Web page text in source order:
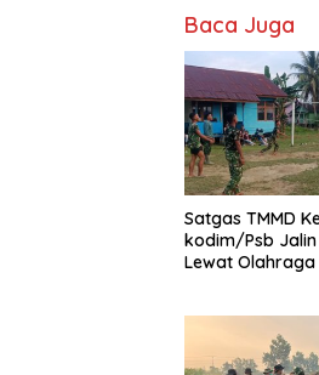
Baca Juga
Satgas TMMD
kodim/Psb
Lewat